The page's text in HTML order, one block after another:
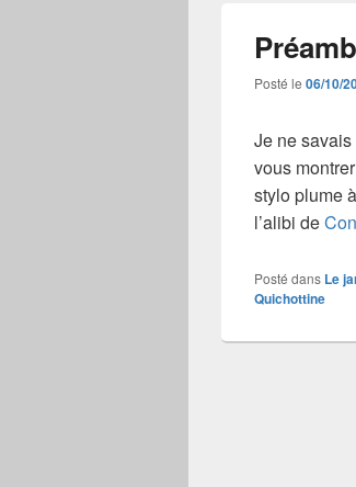
Posté le 06/10/
Je ne savais
vous
stylo plume
l’alibi de
Posté dans Le
Quichottine